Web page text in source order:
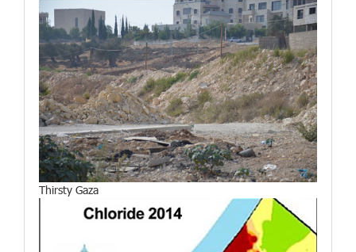
Thirsty Gaza